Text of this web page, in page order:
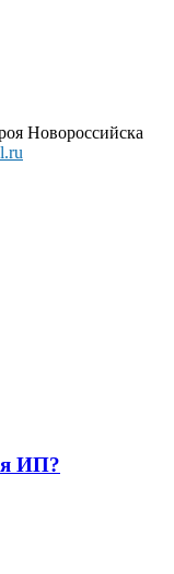
Новороссийска
ИП?